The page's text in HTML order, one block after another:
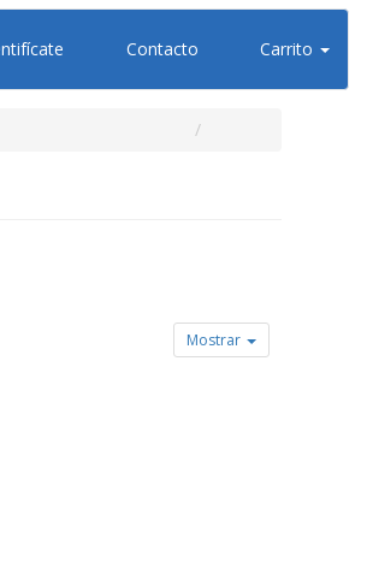
Contacto Carrito
Mostrar